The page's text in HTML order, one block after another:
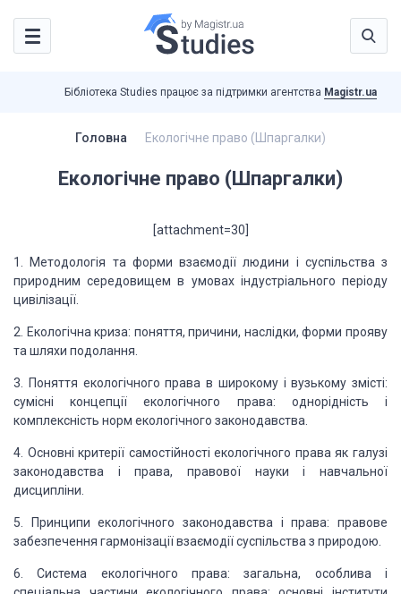
Бібліотека Studies працює за підтримки агентства Magistr.ua
Головна Екологічне право (Шпаргалки)
Екологічне право (Шпаргалки)
[attachment=30]
1. Методологія та форми взаємодії людини і суспільства з
природним середовищем в умовах індустріального періоду
цивілізації.
2. Екологічна криза: поняття, причини, наслідки, форми прояву
та шляхи подолання.
3. Поняття екологічного права в широкому і вузькому змісті:
сумісні концепції екологічного права: однорідність і
комплексність норм екологічного законодавства.
4. Основні критерії самостійності екологічного права як галузі
законодавства і права, правової науки і навчальної
дисципліни.
5. Принципи екологічного законодавства і права: правове
забезпечення гармонізації взаємодії суспільства з природою.
6. Система екологічного права: загальна, особлива і